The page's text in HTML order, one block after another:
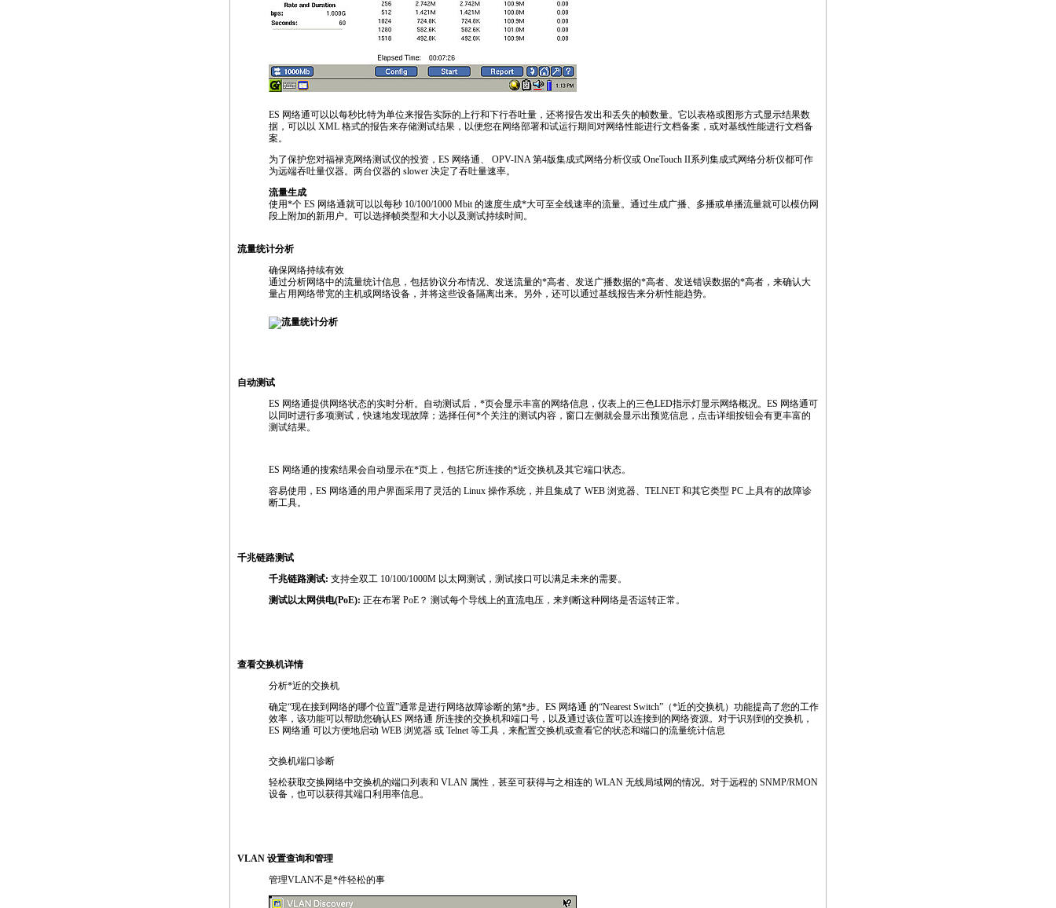
ES 网络通可以以每秒比特为单位来报告实际的上行和下行吞吐量，还将报告发出和丢失的帧数量。它以表格或图形方式显示结果数
据，可以以 XML 格式的报告来存储测试结果，以便您在网络部署和试运行期间对网络性能进行文档备案，或对基线性能进行文档备
案。
为了保护您对福禄克网络测试仪的投资，ES 网络通、 OPV-INA 第4版集成式网络分析仪或 OneTouch II系列集成式网络分析仪都可作
为远端吞吐量仪器。两台仪器的 slower 决定了吞吐量速率。
流量生成
使用*个 ES 网络通就可以以每秒 10/100/1000 Mbit 的速度生成*大可至全线速率的流量。通过生成广播、多播或单播流量就可以模仿网
段上附加的新用户。可以选择帧类型和大小以及测试持续时间。
流量统计分析
确保网络持续有效
通过分析网络中的流量统计信息，包括协议分布情况、发送流量的*高者、发送广播数据的*高者、发送错误数据的*高者，来确认大
量占用网络带宽的主机或网络设备，并将这些设备隔离出来。另外，还可以通过基线报告来分析性能趋势。
自动测试
ES 网络通提供网络状态的实时分析。自动测试后， *页会显示丰富的网络信息，仪表上的三色LED指示灯显示网络概况。ES 网络通可
以同时进行多项测试，快速地发现故障；选择任何*个关注的测试内容，窗口左侧就会显示出预览信息，点击详细按钮会有更丰富的
测试结果。
ES 网络通的搜索结果会自动显示在*页上，包括它所连接的*近交换机及其它端口状态。
容易使用，ES 网络通的用户界面采用了灵活的 Linux 操作系统，并且集成了 WEB 浏览器、TELNET 和其它类型 PC 上具有的故障诊
断工具。
千兆链路测试
千兆链路测试: 支持全双工 10/100/1000M 以太网测试，测试接口可以满足未来的需要。
测试以太网供电(PoE): 正在布署 PoE？ 测试每个导线上的直流电压，来判断这种网络是否运转正常。
查看交换机详情
分析*近的交换机
确定“现在接到网络的哪个位置”通常是进行网络故障诊断的第*步。ES 网络通 的“Nearest Switch”（*近的交换机）功能提高了您的工作
效率，该功能可以帮助您确认ES 网络通 所连接的交换机和端口号，以及通过该位置可以连接到的网络资源。对于识别到的交换机，
ES 网络通 可以方便地启动 WEB 浏览器 或 Telnet 等工具，来配置交换机或查看它的状态和端口的流量统计信息
交换机端口诊断
轻松获取交换网络中交换机的端口列表和 VLAN 属性，甚至可获得与之相连的 WLAN 无线局域网的情况。对于远程的 SNMP/RMON
设备，也可以获得其端口利用率信息。
VLAN 设置查询和管理
管理VLAN不是*件轻松的事